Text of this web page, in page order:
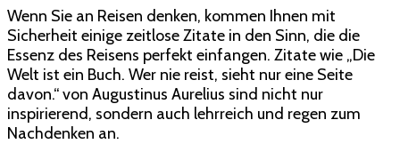
Wenn Sie an Reisen denken, kommen Ihnen mit
Sicherheit einige zeitlose Zitate in den Sinn, die die
Essenz des Reisens perfekt einfangen. Zitate wie „Die
Welt ist ein Buch. Wer nie reist, sieht nur eine Seite
davon.“ von Augustinus Aurelius sind nicht nur
inspirierend, sondern auch lehrreich und regen zum
Nachdenken an.